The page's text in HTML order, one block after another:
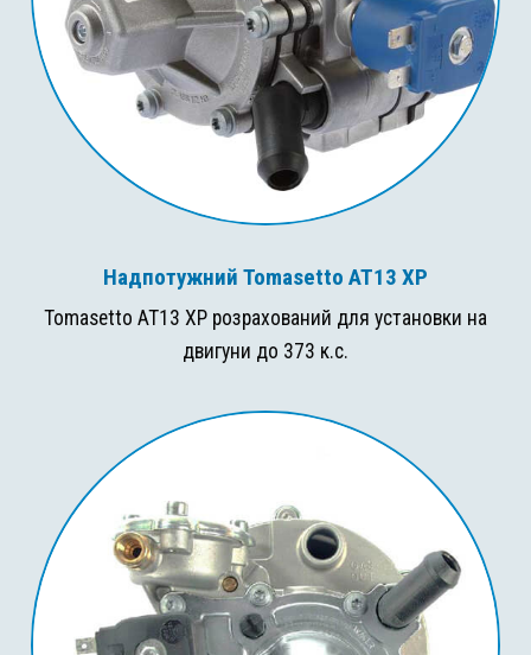
Надпотужний Tomasetto AT13 XP
Tomasetto AT13 XP розрахований для установки на
двигуни до 373 к.с.